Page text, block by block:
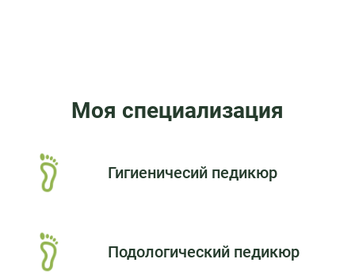
Моя специализация
Гигиеничесий педикюр
Подологический педикюр